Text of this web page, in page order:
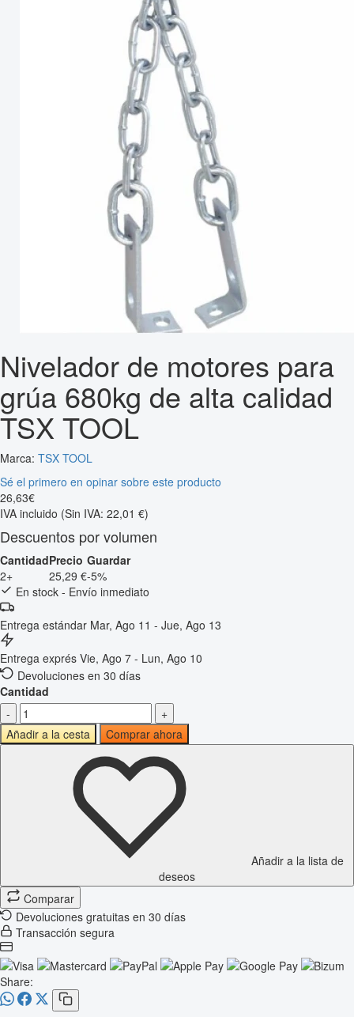
Nivelador de motores para
grúa 680kg de alta calidad
TSX TOOL
Marca: TSX TOOL
Sé el primero en opinar sobre este producto
26,63€
IVA incluido (Sin IVA: 22,01 €)
Descuentos por volumen
CantidadPrecio Guardar
2+
25,29 €-5%
En stock - Envío inmediato
Entrega estándar Mar, Ago 11 - Jue, Ago 13
Entrega exprés Vie, Ago 7 - Lun, Ago 10
Devoluciones en 30 días
Cantidad
-
+
Añadir a la cesta
Comprar ahora
Añadir a la lista de
deseos
Comparar
Devoluciones gratuitas en 30 días
Transacción segura
Share: